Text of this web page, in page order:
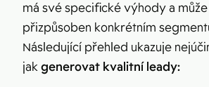
má své specifické výhody a
přizpůsoben konkrétním
Následující přehled ukazuje
jakgenerovat kvalitní leady: